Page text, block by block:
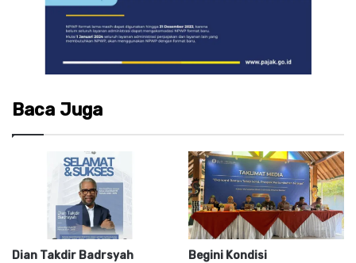
Baca Juga
Dian Takdir Badrsyah
Begini Kondisi